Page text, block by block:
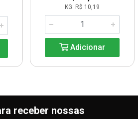
KG: R$ 10,19
Adicionar
receber nossas